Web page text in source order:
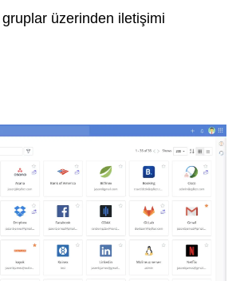
üzerinden iletişimi